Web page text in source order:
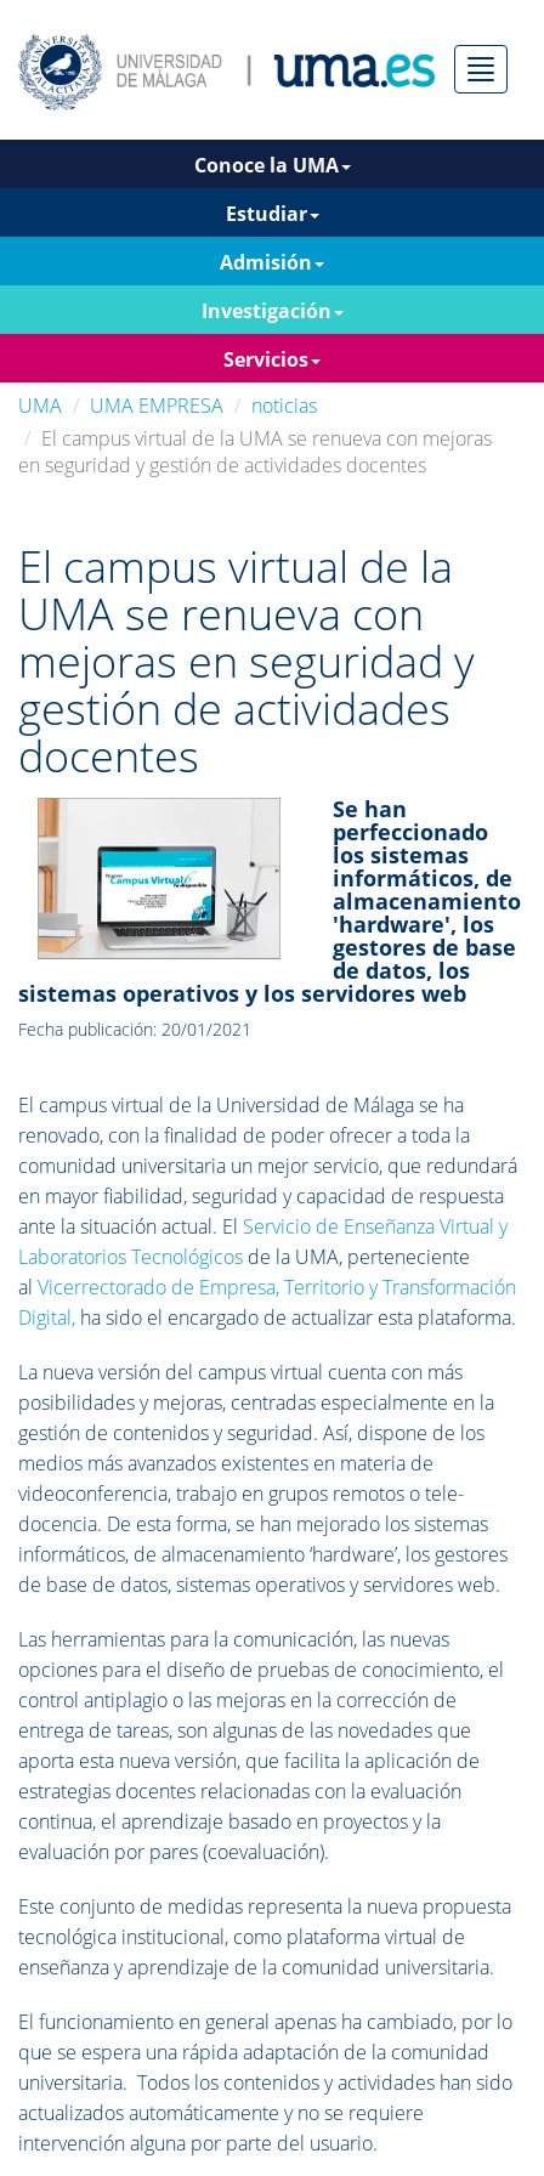
Menú
Conoce la UMA
Estudiar
Admisión
Investigación
Servicios
UMA
UMA EMPRESA
noticias
El campus virtual de la UMA se renueva con mejoras
en seguridad y gestión de actividades docentes
El campus virtual de la
UMA se renueva con
mejoras en seguridad y
gestión de actividades
docentes
Se han
perfeccionado
los sistemas
informáticos, de
almacenamiento
'hardware', los
gestores de base
de datos, los
sistemas operativos y los servidores web
Fecha publicación: 20/01/2021
El campus virtual de la Universidad de Málaga se ha
renovado, con la finalidad de poder ofrecer a toda la
comunidad universitaria un mejor servicio, que redundará
en mayor fiabilidad, seguridad y capacidad de respuesta
ante la situación actual. El Servicio de Enseñanza Virtual y
Laboratorios Tecnológicos de la UMA, perteneciente
al Vicerrectorado de Empresa, Territorio y Transformación
Digital, ha sido el encargado de actualizar esta plataforma.
La nueva versión del campus virtual cuenta con más
posibilidades y mejoras, centradas especialmente en la
gestión de contenidos y seguridad. Así, dispone de los
medios más avanzados existentes en materia de
videoconferencia, trabajo en grupos remotos o tele-
docencia. De esta forma, se han mejorado los sistemas
informáticos, de almacenamiento ‘hardware’, los gestores
de base de datos, sistemas operativos y servidores web.
Las herramientas para la comunicación, las nuevas
opciones para el diseño de pruebas de conocimiento, el
control antiplagio o las mejoras en la corrección de
entrega de tareas, son algunas de las novedades que
aporta esta nueva versión, que facilita la aplicación de
estrategias docentes relacionadas con la evaluación
continua, el aprendizaje basado en proyectos y la
evaluación por pares (coevaluación).
Este conjunto de medidas representa la nueva propuesta
tecnológica institucional, como plataforma virtual de
enseñanza y aprendizaje de la comunidad universitaria.
El funcionamiento en general apenas ha cambiado, por lo
que se espera una rápida adaptación de la comunidad
universitaria. Todos los contenidos y actividades han sido
actualizados automáticamente y no se requiere
intervención alguna por parte del usuario.